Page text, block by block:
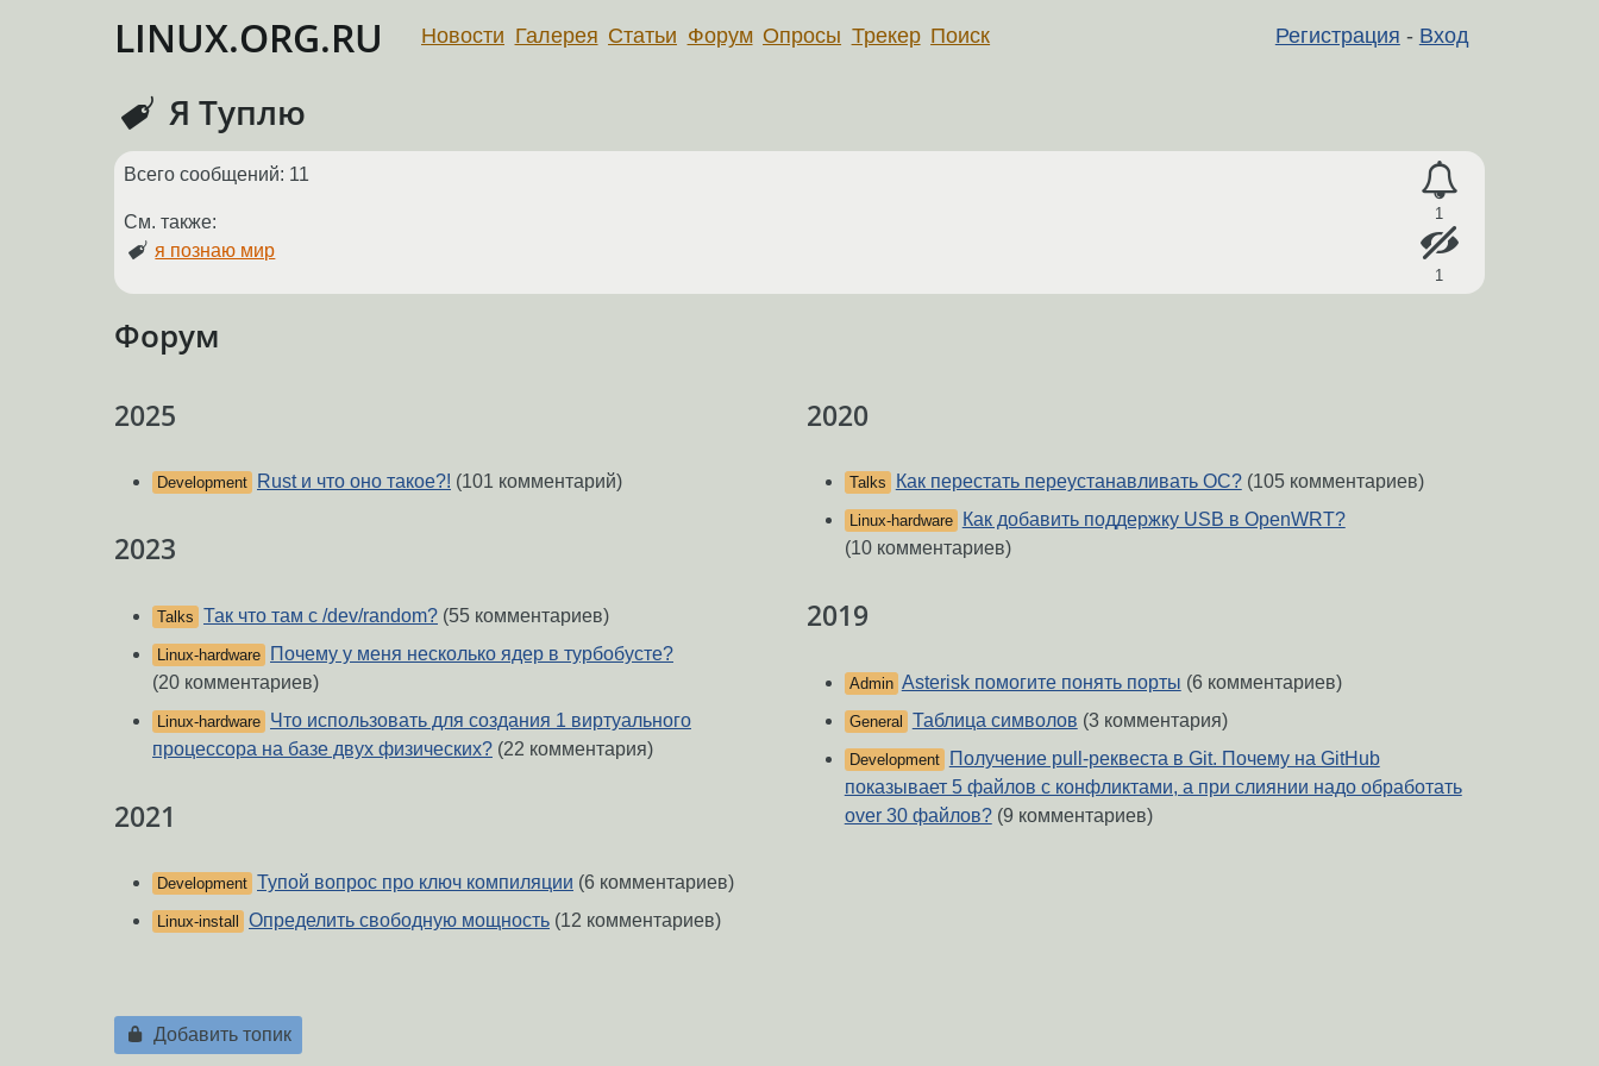
LINUX.ORG.RU Регистрация - Вход
Новости Галерея Статьи Форум Опросы Трекер Поиск
Я Туплю
1
1
Всего сообщений: 11
См. также:
я познаю мир
Форум
2025
Development Rust и что оно такое?! (101 комментарий)
2023
Talks Так что там с /dev/random? (55 комментариев)
Linux-hardware
Почему у меня несколько ядер в турбобусте?
(20 комментариев)
Linux-hardware Что использовать для создания 1 виртуального
процессора на базе двух физических? (22 комментария)
2021
Development Тупой вопрос про ключ компиляции (6 комментариев)
Linux-install Определить свободную мощность (12 комментариев)
2020
Talks Как перестать переустанавливать ОС?(105 комментариев)
Linux-hardware
Как добавить поддержку USB в OpenWRT?
(10 комментариев)
2019
Admin Asterisk помогите понять порты (6 комментариев)
General Таблица символов (3 комментария)
Development
Получение pull-реквеста в Git. Почему на GitHub
показывает 5 файлов с конфликтами, а при слиянии надо обработать
over 30 файлов?(9 комментариев)
Добавить топик